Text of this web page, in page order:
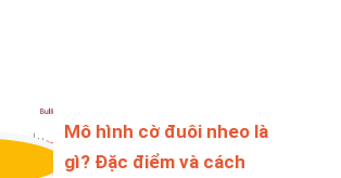
Mô hình cờ đuôi nheo là
gì? Đặc điểm và cách